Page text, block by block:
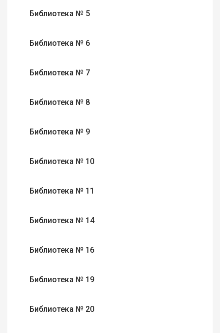
Библиотека № 5
Библиотека № 6
Библиотека № 7
Библиотека № 8
Библиотека № 9
Библиотека № 10
Библиотека № 11
Библиотека № 14
Библиотека № 16
Библиотека № 19
Библиотека № 20